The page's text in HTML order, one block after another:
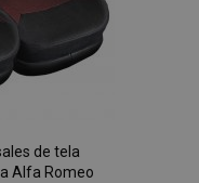
de tela
Alfa Romeo